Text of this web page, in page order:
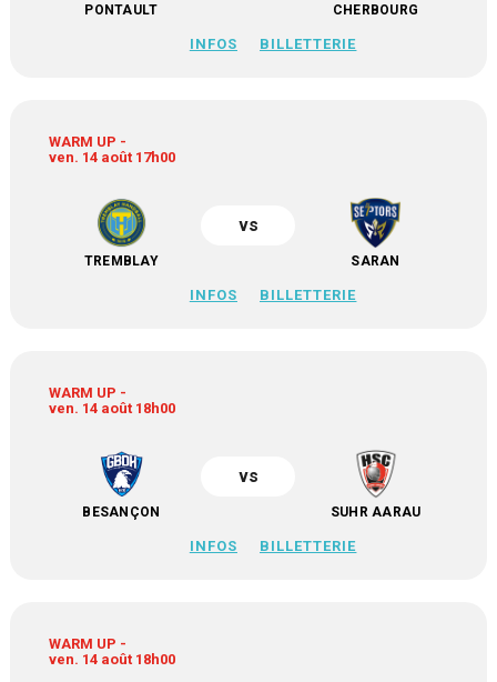
PONTAULT CHERBOURG
INFOS BILLETTERIE
WARM UP -
ven. 14 août 17h00
TREMBLAY
vs
SARAN
INFOS BILLETTERIE
WARM UP -
ven. 14 août 18h00
BESANÇON
vs
SUHR AARAU
INFOS BILLETTERIE
WARM UP -
ven. 14 août 18h00